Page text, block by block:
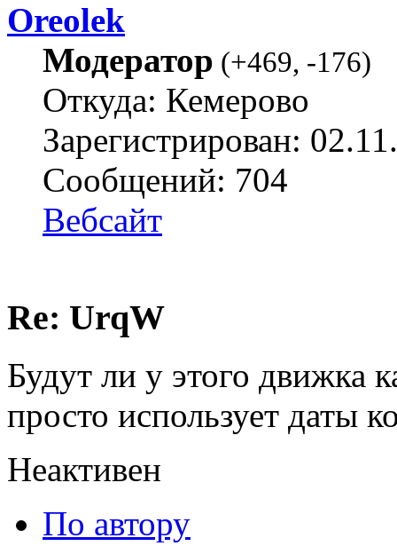
Oreolek
Модератор (+469, -176)
Откуда: Кемерово
Зарегистрирован:
Сообщений: 704
Вебсайт
Re: UrqW
Будут ли у этого движка
просто использует даты
Неактивен
По автору